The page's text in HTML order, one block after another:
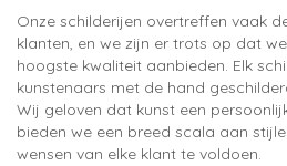
Onze schilderijen overtreffen vaak
klanten, en we zijn er trots op dat
hoogste kwaliteit aanbieden. Elk
kunstenaars met de hand
Wij geloven dat kunst een
bieden we een breed scala aan
wensen van elke klant te voldoen.